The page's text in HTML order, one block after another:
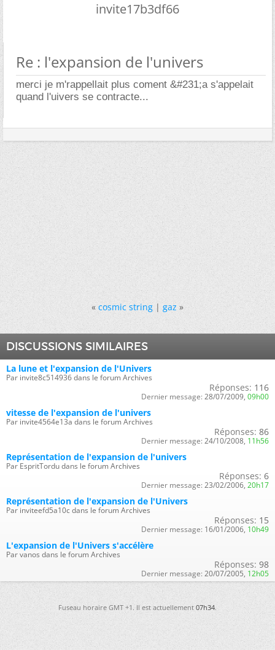
invite17b3df66
Re : l'expansion de l'univers
merci je m'rappellait plus coment &#231;a s'appelait
quand l'uivers se contracte...
« cosmic string|gaz »
DISCUSSIONS SIMILAIRES
La lune et l'expansion de l'Univers
Par invite8c514936 dans le forum Archives
Réponses: 116
Dernier message: 28/07/2009, 09h00
vitesse de l'expansion de l'univers
Par invite4564e13a dans le forum Archives
Réponses: 86
Dernier message: 24/10/2008, 11h56
Représentation de l'expansion de l'univers
Par EspritTordu dans le forum Archives
Réponses: 6
Dernier message: 23/02/2006, 20h17
Représentation de l'expansion de l'Univers
Par inviteefd5a10c dans le forum Archives
Réponses: 15
Dernier message: 16/01/2006, 10h49
L'expansion de l'Univers s'accélère
Par vanos dans le forum Archives
Réponses: 98
Dernier message: 20/07/2005, 12h05
Fuseau horaire GMT +1. Il est actuellement07h34.